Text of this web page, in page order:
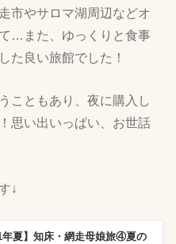
市やサロマ湖周辺などオ
…また、ゆっくりと食事
た良い旅館でした！
こともあり、夜に購入し
思い出いっぱい、お世話
↓
年夏】知床・網走母娘旅④夏の